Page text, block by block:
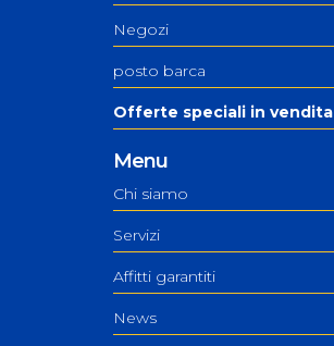
Negozi
posto barca
Offerte speciali in vendita
Menu
Chi siamo
Servizi
Affitti garantiti
News